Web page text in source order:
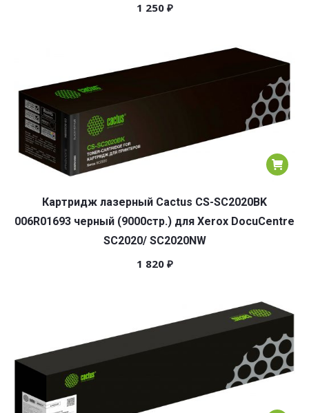
1 250 ₽
Картридж лазерный Cactus CS-SC2020BK
006R01693 черный (9000стр.) для Xerox DocuCentre
SC2020/ SC2020NW
1 820 ₽